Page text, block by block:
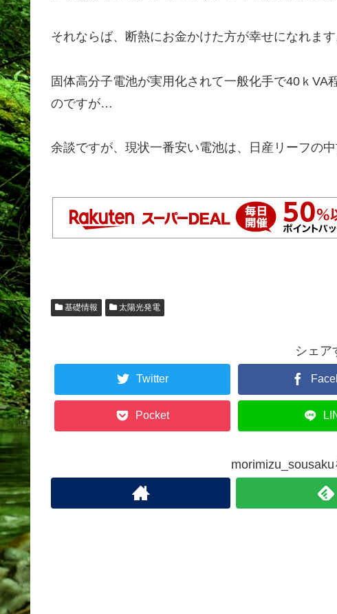
それならば、断熱にお金かけた方が幸せになれます
固体高分子電池が実用化されて一般化手で40ｋ
のですが…
余談ですが、現状一番安い電池は、日産リーフの中
基礎情報 太陽光発電
シェア
Twitter
Pocket